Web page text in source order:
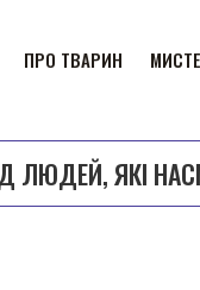
ПРО ТВАРИН
ЛЮДЕЙ, ЯКІ